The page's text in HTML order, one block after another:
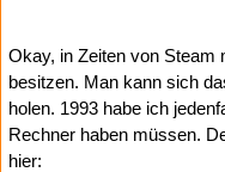
Okay, in Zeiten von Steam
besitzen. Man kann sich
holen. 1993 habe ich
Rechner haben müssen.
hier: